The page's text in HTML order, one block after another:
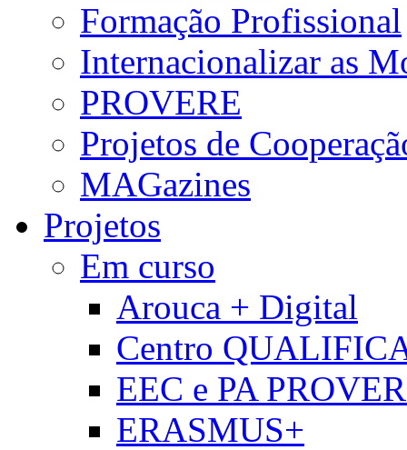
Formação Profissional
Internacionalizar as
PROVERE
Projetos de
MAGazines
Projetos
Em curso
Arouca + Digital
Centro
EEC e PA
ERASMUS+